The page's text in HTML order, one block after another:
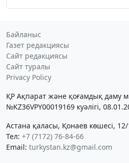
Байланыс
Газет редакциясы
Сайт редакциясы
Сайт туралы
Privacy Policy
ҚР Ақпарат және қоғамдық даму
№KZ36VPY00019169 куәлігі,
Астана қаласы, Қонаев көшесі, 12/
Тел: +7 (7172) 76-84-66
Email: turkystan.kz@gmail.com